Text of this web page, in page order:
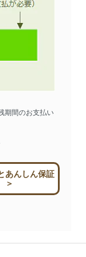
期間のお支払い
あんしん保証
＞